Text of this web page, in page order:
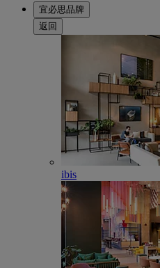
宜必思品牌
返回
ibis